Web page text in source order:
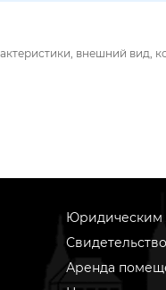
внешний вид,
Юридическим
Свидетельство
Аренда